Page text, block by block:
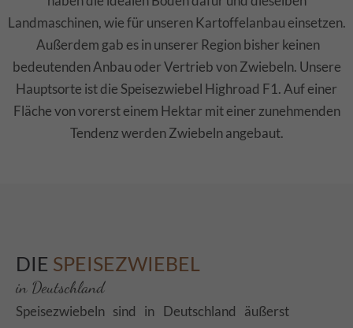
info@yourdomain.com
About us
Lorem ipsum dolor sit amet, consectetuer
adipiscing elit.
Landmaschinen, wie für unseren Kartoffelanbau einsetzen.
Außerdem gab es in unserer Region bisher keinen
bedeutenden Anbau oder Vertrieb von Zwiebeln. Unsere
Hauptsorte ist die Speisezwiebel Highroad F1. Auf einer
Fläche von vorerst einem Hektar mit einer zunehmenden
Tendenz werden Zwiebeln angebaut.
DIE SPEISEZWIEBEL
in Deutschland
Speisezwiebeln sind in Deutschland äußerst